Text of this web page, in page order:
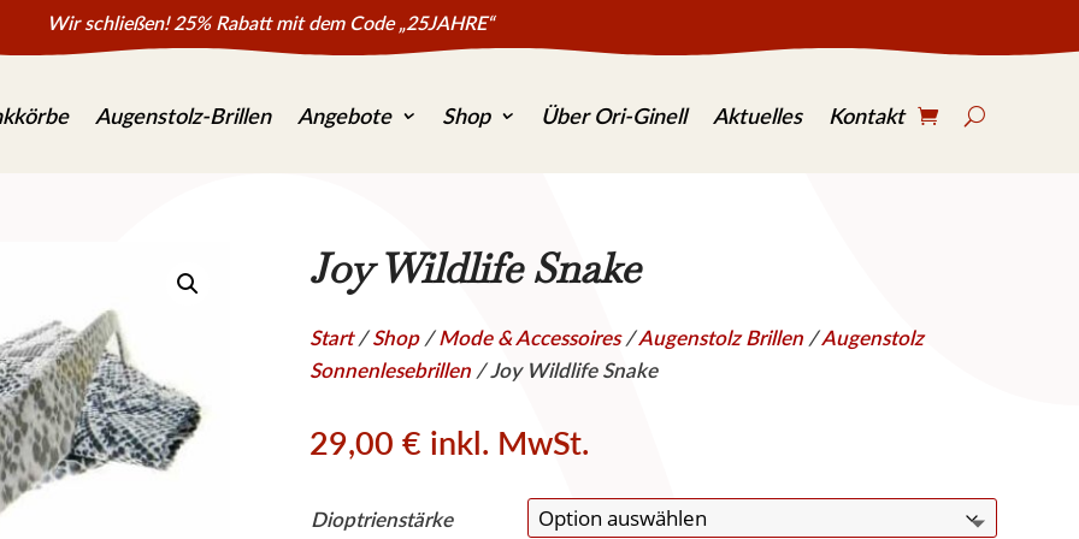
Wir schließen! 25% Rabatt mit dem Code „25JAHRE“
Augenstolz-Brillen Angebote Shop Über Ori-Ginell Aktuelles Kontakt
Joy Wildlife Snake
Start/Shop/Mode & Accessoires/Augenstolz Brillen /Augenstolz
Sonnenlesebrillen / Joy Wildlife Snake
29,00€ inkl. MwSt.
Dioptrienstärke